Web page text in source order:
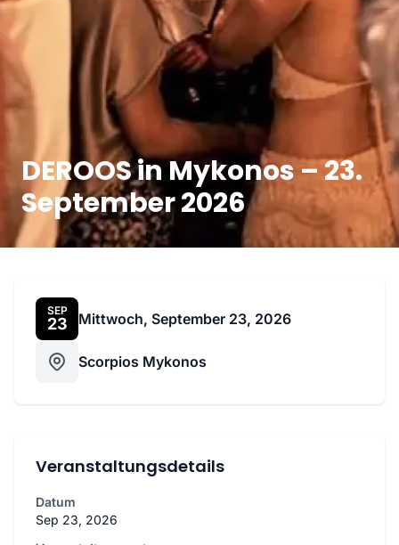
DEROOS in Mykonos – 23.
September 2026
SEP
23 Mittwoch, September 23, 2026
Scorpios Mykonos
Veranstaltungsdetails
Datum
Sep 23, 2026